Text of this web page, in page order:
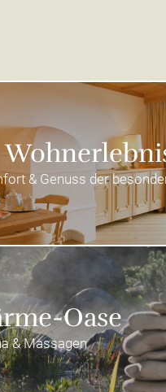
& Genuss der
Oase
& Massagen